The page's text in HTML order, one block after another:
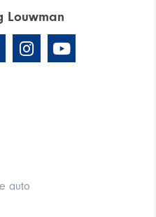
Louwman
auto